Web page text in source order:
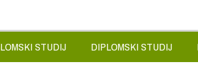
STUDIJ DIPLOMSKI STUDIJ